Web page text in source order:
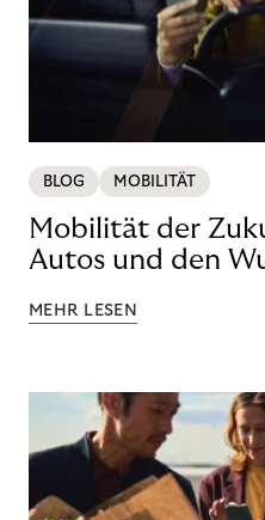
BLOG MOBILITÄT
Mobilität der
Autos und den
MEHR LESEN